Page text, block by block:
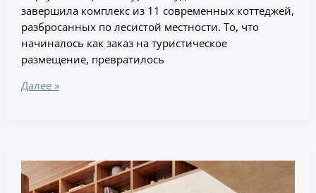
завершила комплекс из 11 современных коттеджей,
разбросанных по лесистой местности. То, что
начиналось как заказ на туристическое
размещение, превратилось
Далее »
пляжный
дом